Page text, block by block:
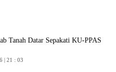
Tanah Datar Sepakati KU-PPAS
| 21 : 03